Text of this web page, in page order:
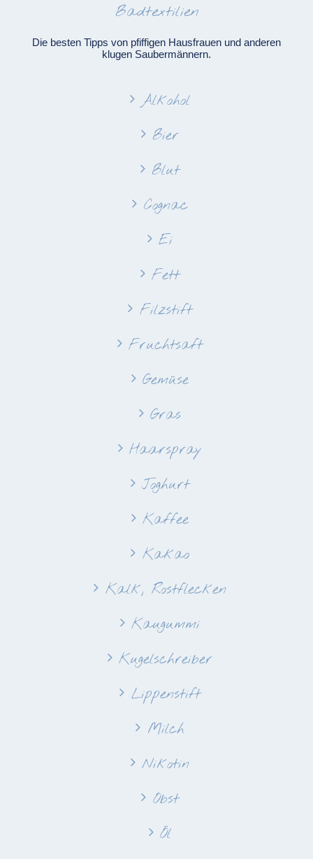
Badtextilien
Die besten Tipps von pfiffigen Hausfrauen und anderen
klugen Saubermännern.
Alkohol
Bier
Blut
Cognac
Ei
Fett
Filzstift
Fruchtsaft
Gemüse
Gras
Haarspray
Joghurt
Kaffee
Kakao
Kalk, Rostflecken
Kaugummi
Kugelschreiber
Lippenstift
Milch
Nikotin
Obst
Öl